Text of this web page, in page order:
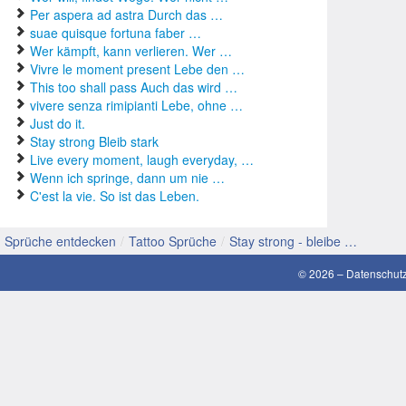
Per aspera ad astra Durch das …
suae quisque fortuna faber …
Wer kämpft, kann verlieren. Wer …
Vivre le moment present Lebe den …
This too shall pass Auch das wird …
vivere senza rimipianti Lebe, ohne …
Just do it.
Stay strong Bleib stark
Live every moment, laugh everyday, …
Wenn ich springe, dann um nie …
C'est la vie. So ist das Leben.
Sprüche entdecken / Tattoo Sprüche / Stay strong - bleibe …
© 2026 –